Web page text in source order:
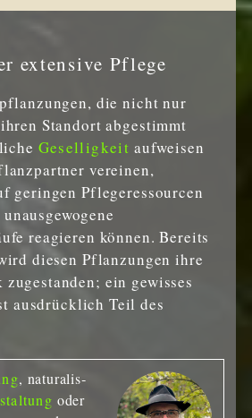
extensive Pflege
die nicht nur
Standort abgestimmt
Geselligkeit aufweisen
vereinen,
geringen Pflegeressourcen
reagieren können. Bereits
diesen Pflanzungen ihre
ein gewisses
ausdrücklich Teil des
, naturalis­
oder